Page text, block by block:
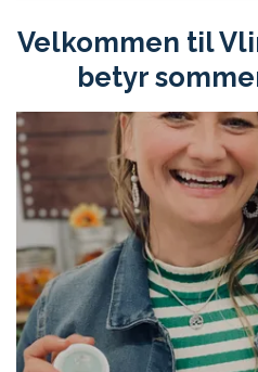
Velkommen til
betyr